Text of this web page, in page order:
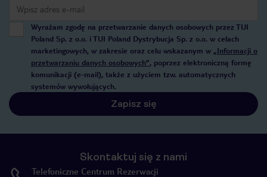
Wyrażam zgodę na przetwarzanie danych osobowych przez TUI
Poland Sp. z o.o. i TUI Poland Dystrybucja Sp. z o.o. w celach
marketingowych, w zakresie oraz celu wskazanym w „Informacji o
przetwarzaniu danych osobowych”, poprzez elektroniczną formę
komunikacji (e-mail), także z użyciem tzw. automatycznych
systemów wywołujących.
Zapisz się
Skontaktuj się z nami
Telefoniczne Centrum Rezerwacji